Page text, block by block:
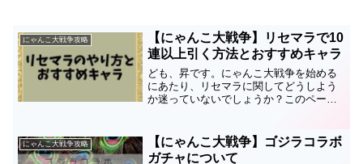
にゃんこ大戦争攻略
【にゃんこ大戦争】リセマラで10
連以上引く方法とおすすめキャラ
ども、昇です。にゃんこ大戦争を始める
にあたり、リセマラに関してどうしよう
か迷っていないでしょうか？このページ
ていくのがいいのかといったことについ
て書いていますので参考に...
にゃんこ大戦争攻略
【にゃんこ大戦争】ゴジラコラボ
ガチャについて